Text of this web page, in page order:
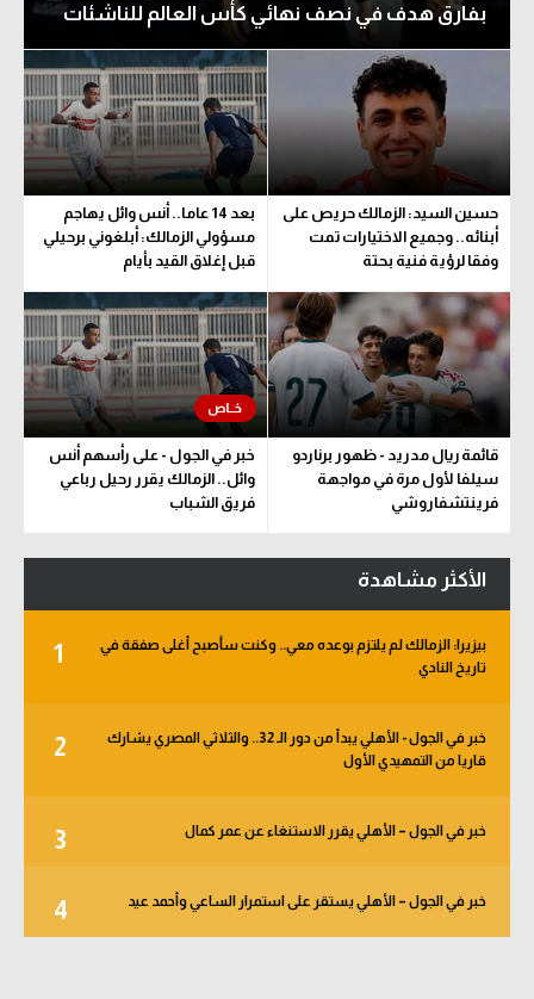
بفارق هدف في نصف نهائي كأس العالم للناشئات
حسين السيد: الزمالك حريص على
أبنائه.. وجميع الاختيارات تمت
وفقا لرؤية فنية بحتة
بعد 14 عاما.. أنس وائل يهاجم
مسؤولي الزمالك: أبلغوني برحيلي
قبل إغلاق القيد بأيام
قائمة ريال مدريد - ظهور برناردو
سيلفا لأول مرة في مواجهة
فرينتشفاروشي
خبر في الجول - على رأسهم أنس
وائل.. الزمالك يقرر رحيل رباعي
فريق الشباب
الأكثر مشاهدة
1
بيزيرا: الزمالك لم يلتزم بوعده معي.. وكنت سأصبح أغلى صفقة في
تاريخ النادي
2
خبر في الجول - الأهلي يبدأ من دور الـ 32.. والثلاثي المصري يشارك
قاريا من التمهيدي الأول
3 خبر في الجول – الأهلي يقرر الاستنغاء عن عمر كمال
4 خبر في الجول – الأهلي يستقر على استمرار الساعي وأحمد عيد